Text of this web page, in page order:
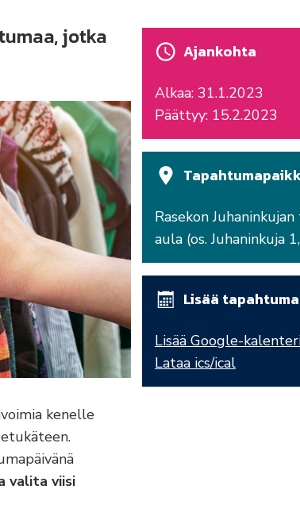
Ajankohta
Alkaa: 31.1.2023
Päättyy: 15.2.2023
Rasekon
aula (os. Juhaninkuja
Lisää
Lisää Google-
Lataa ics/ical
jotka
kenelle
valita viisi